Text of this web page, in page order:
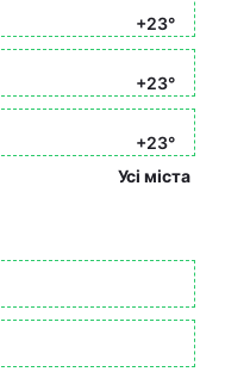
+23°
+23°
+23°
Усі міста